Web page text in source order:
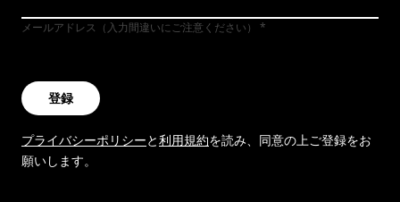
メールアドレス（入力間違いにご注意ください）
登録
プライバシーポリシーと利用規約を読み、同意の上ご登録をお
願いします。